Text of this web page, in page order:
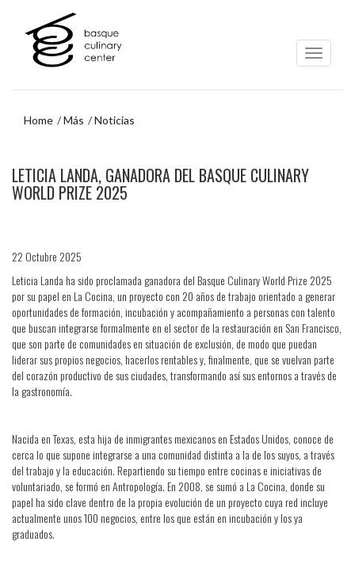
contenido
principal
navegación
Home Más Noticias
menú
LETICIA LANDA, GANADORA DEL BASQUE CULINARY
WORLD PRIZE 2025
22 Octubre 2025
Leticia Landa ha sido proclamada ganadora del Basque Culinary World Prize 2025
por su papel en La Cocina, un proyecto con 20 años de trabajo orientado a generar
oportunidades de formación, incubación y acompañamiento a personas con talento
que buscan integrarse formalmente en el sector de la restauración en San Francisco,
que son parte de comunidades en situación de exclusión, de modo que puedan
liderar sus propios negocios, hacerlos rentables y, finalmente, que se vuelvan parte
del corazón productivo de sus ciudades, transformando así sus entornos a través de
la gastronomía.
Nacida en Texas, esta hija de inmigrantes mexicanos en Estados Unidos, conoce de
cerca lo que supone integrarse a una comunidad distinta a la de los suyos, a través
del trabajo y la educación. Repartiendo su tiempo entre cocinas e iniciativas de
voluntariado, se formó en Antropología. En 2008, se sumó a La Cocina, donde su
papel ha sido clave dentro de la propia evolución de un proyecto cuya red incluye
actualmente unos 100 negocios, entre los que están en incubación y los ya
graduados.